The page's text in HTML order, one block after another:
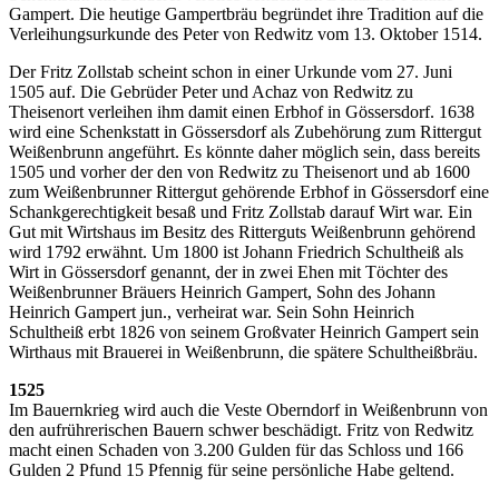
Gampert. Die heutige Gampertbräu begründet ihre Tradition auf die
Verleihungsurkunde des Peter von Redwitz vom 13. Oktober 1514.
Der Fritz Zollstab scheint schon in einer Urkunde vom 27. Juni
1505 auf. Die Gebrüder Peter und Achaz von Redwitz zu
Theisenort verleihen ihm damit einen Erbhof in Gössersdorf. 1638
wird eine Schenkstatt in Gössersdorf als Zubehörung zum Rittergut
Weißenbrunn angeführt. Es könnte daher möglich sein, dass bereits
1505 und vorher der den von Redwitz zu Theisenort und ab 1600
zum Weißenbrunner Rittergut gehörende Erbhof in Gössersdorf eine
Schankgerechtigkeit besaß und Fritz Zollstab darauf Wirt war. Ein
Gut mit Wirtshaus im Besitz des Ritterguts Weißenbrunn gehörend
wird 1792 erwähnt. Um 1800 ist Johann Friedrich Schultheiß als
Wirt in Gössersdorf genannt, der in zwei Ehen mit Töchter des
Weißenbrunner Bräuers Heinrich Gampert, Sohn des Johann
Heinrich Gampert jun., verheirat war. Sein Sohn Heinrich
Schultheiß erbt 1826 von seinem Großvater Heinrich Gampert sein
Wirthaus mit Brauerei in Weißenbrunn, die spätere Schultheißbräu.
1525
Im Bauernkrieg wird auch die Veste Oberndorf in Weißenbrunn von
den aufrührerischen Bauern schwer beschädigt. Fritz von Redwitz
macht einen Schaden von 3.200 Gulden für das Schloss und 166
Gulden 2 Pfund 15 Pfennig für seine persönliche Habe geltend.